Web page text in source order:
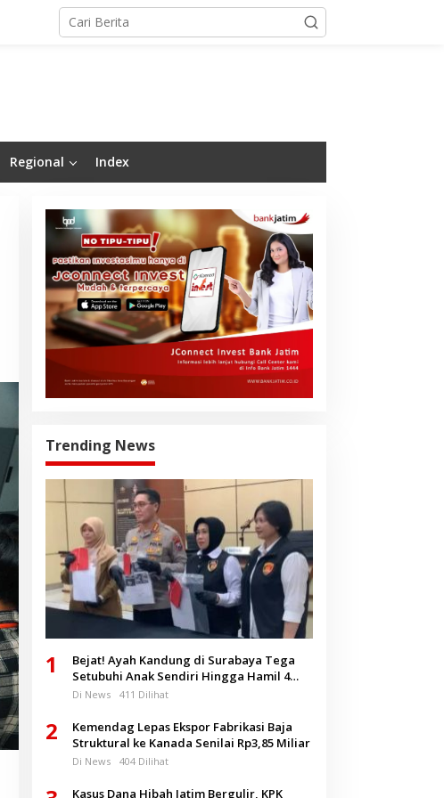
Regional Index
Trending News
1
Bejat! Ayah Kandung di Surabaya Tega
Setubuhi Anak Sendiri Hingga Hamil 4
Bulan
Di News 411 Dilihat
2
Kemendag Lepas Ekspor Fabrikasi Baja
Struktural ke Kanada Senilai Rp3,85 Miliar
Di News 404 Dilihat
Kasus Dana Hibah Jatim Bergulir, KPK